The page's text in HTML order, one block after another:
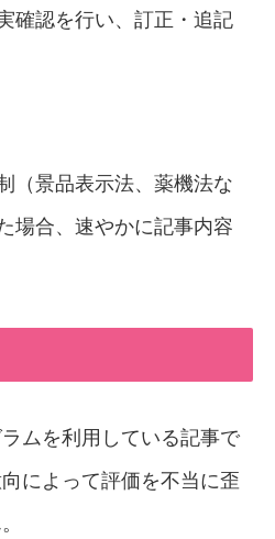
確認を行い、訂正・追記
（景品表示法、薬機法な
場合、速やかに記事内容
ムを利用している記事で
によって評価を不当に歪